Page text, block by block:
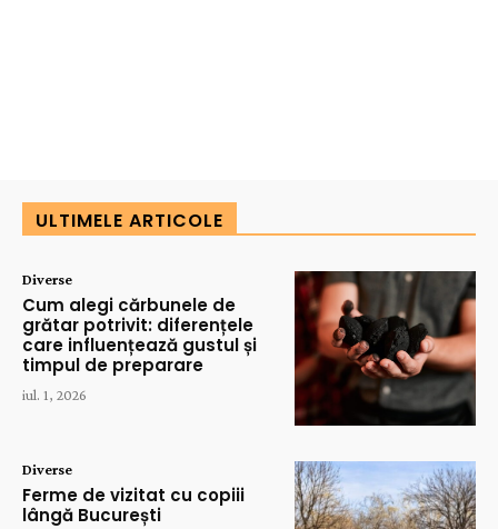
ULTIMELE ARTICOLE
Diverse
Cum alegi cărbunele de
grătar potrivit: diferențele
care influențează gustul și
timpul de preparare
iul. 1, 2026
Diverse
Ferme de vizitat cu copiii
lângă București